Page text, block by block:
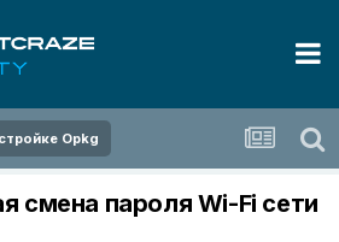
Opkg
смена пароля Wi-Fi сети